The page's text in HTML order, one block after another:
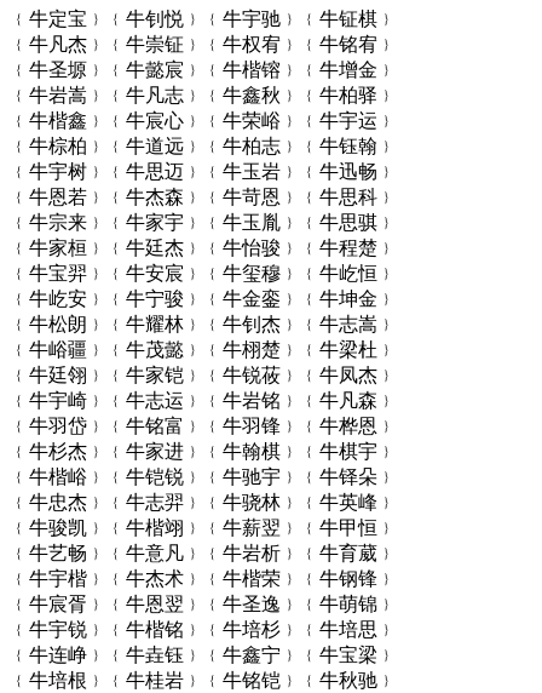
﹛牛定宝﹜﹛牛钊悦﹜﹛牛宇驰﹜﹛牛钲棋﹜
﹛牛凡杰﹜﹛牛崇钲﹜﹛牛权宥﹜﹛牛铭宥﹜
﹛牛圣塬﹜﹛牛懿宸﹜﹛牛楷镕﹜﹛牛增金﹜
﹛牛岩嵩﹜﹛牛凡志﹜﹛牛鑫秋﹜﹛牛柏驿﹜
﹛牛楷鑫﹜﹛牛宸心﹜﹛牛荣峪﹜﹛牛宇运﹜
﹛牛棕柏﹜﹛牛道远﹜﹛牛柏志﹜﹛牛钰翰﹜
﹛牛宇树﹜﹛牛思迈﹜﹛牛玉岩﹜﹛牛迅畅﹜
﹛牛恩若﹜﹛牛杰森﹜﹛牛苛恩﹜﹛牛思科﹜
﹛牛宗来﹜﹛牛家宇﹜﹛牛玉胤﹜﹛牛思骐﹜
﹛牛家桓﹜﹛牛廷杰﹜﹛牛怡骏﹜﹛牛程楚﹜
﹛牛宝羿﹜﹛牛安宸﹜﹛牛玺穆﹜﹛牛屹恒﹜
﹛牛屹安﹜﹛牛宁骏﹜﹛牛金銮﹜﹛牛坤金﹜
﹛牛松朗﹜﹛牛耀林﹜﹛牛钊杰﹜﹛牛志嵩﹜
﹛牛峪疆﹜﹛牛茂懿﹜﹛牛栩楚﹜﹛牛梁杜﹜
﹛牛廷翎﹜﹛牛家铠﹜﹛牛锐莜﹜﹛牛凤杰﹜
﹛牛宇崎﹜﹛牛志运﹜﹛牛岩铭﹜﹛牛凡森﹜
﹛牛羽岱﹜﹛牛铭富﹜﹛牛羽锋﹜﹛牛桦恩﹜
﹛牛杉杰﹜﹛牛家进﹜﹛牛翰棋﹜﹛牛棋宇﹜
﹛牛楷峪﹜﹛牛铠锐﹜﹛牛驰宇﹜﹛牛铎朵﹜
﹛牛忠杰﹜﹛牛志羿﹜﹛牛骁林﹜﹛牛英峰﹜
﹛牛骏凯﹜﹛牛楷翊﹜﹛牛薪翌﹜﹛牛甲恒﹜
﹛牛艺畅﹜﹛牛意凡﹜﹛牛岩析﹜﹛牛育葳﹜
﹛牛宇楷﹜﹛牛杰术﹜﹛牛楷荣﹜﹛牛钢锋﹜
﹛牛宸胥﹜﹛牛恩翌﹜﹛牛圣逸﹜﹛牛萌锦﹜
﹛牛宇锐﹜﹛牛楷铭﹜﹛牛培杉﹜﹛牛培思﹜
﹛牛连峥﹜﹛牛垚钰﹜﹛牛鑫宁﹜﹛牛宝梁﹜
﹛牛培根﹜﹛牛桂岩﹜﹛牛铭铠﹜﹛牛秋驰﹜